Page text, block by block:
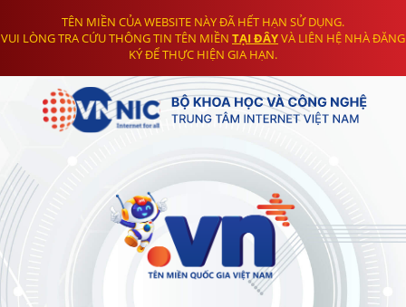
TÊN MIỀN CỦA WEBSITE NÀY ĐÃ HẾT HẠN SỬ DỤNG.
VUI LÒNG TRA CỨU THÔNG TIN TÊN MIỀN TẠI ĐÂYVÀ LIÊN HỆ NHÀ ĐĂNG
KÝ ĐỂ THỰC HIỆN GIA HẠN.